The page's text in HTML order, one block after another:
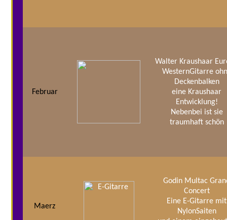
Februar
Walter Kraushaar
WesternGitarre
Deckenbalken
eine Kraushaar
Entwicklung!
Nebenbei ist sie
traumhaft schön
Maerz
Godin Multac
Concert
Eine E-Gitarre mit
NylonSaiten